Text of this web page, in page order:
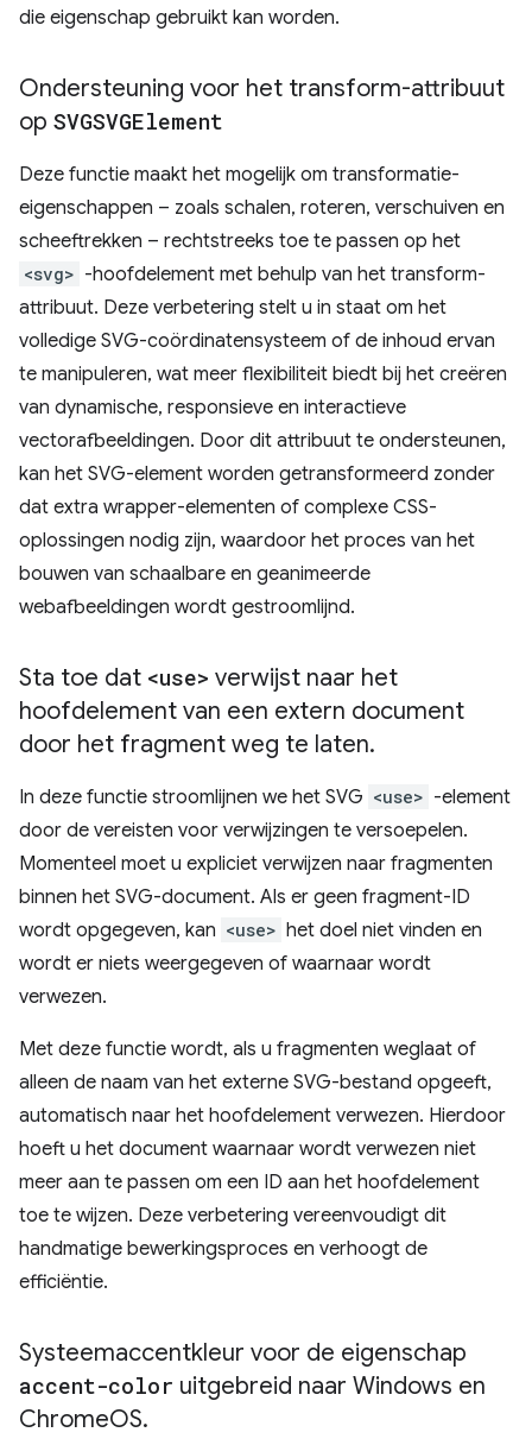
die eigenschap gebruikt kan worden.
Ondersteuning voor het transform-attribuut
op SVGSVGElement
Deze functie maakt het mogelijk om transformatie-
eigenschappen – zoals schalen, roteren, verschuiven en
scheeftrekken – rechtstreeks toe te passen op het
<svg> -hoofdelement met behulp van het transform-
attribuut. Deze verbetering stelt u in staat om het
volledige SVG-coördinatensysteem of de inhoud ervan
te manipuleren, wat meer flexibiliteit biedt bij het creëren
van dynamische, responsieve en interactieve
vectorafbeeldingen. Door dit attribuut te ondersteunen,
kan het SVG-element worden getransformeerd zonder
dat extra wrapper-elementen of complexe CSS-
oplossingen nodig zijn, waardoor het proces van het
bouwen van schaalbare en geanimeerde
webafbeeldingen wordt gestroomlijnd.
Sta toe dat <use> verwijst naar het
hoofdelement van een extern document
door het fragment weg te laten.
In deze functie stroomlijnen we het SVG <use> -element
door de vereisten voor verwijzingen te versoepelen.
Momenteel moet u expliciet verwijzen naar fragmenten
binnen het SVG-document. Als er geen fragment-ID
wordt opgegeven, kan <use> het doel niet vinden en
wordt er niets weergegeven of waarnaar wordt
verwezen.
Met deze functie wordt, als u fragmenten weglaat of
alleen de naam van het externe SVG-bestand opgeeft,
automatisch naar het hoofdelement verwezen. Hierdoor
hoeft u het document waarnaar wordt verwezen niet
meer aan te passen om een ​​ID aan het hoofdelement
toe te wijzen. Deze verbetering vereenvoudigt dit
handmatige bewerkingsproces en verhoogt de
efficiëntie.
Systeemaccentkleur voor de eigenschap
accent-color uitgebreid naar Windows en
ChromeOS.